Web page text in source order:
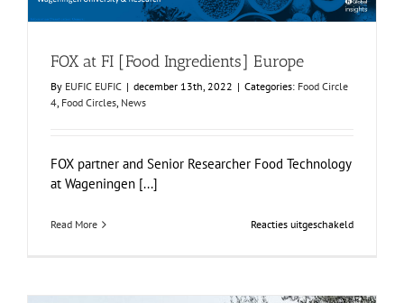
FOX at FI [Food Ingredients] Europe
By EUFIC EUFIC | december 13th, 2022 | Categories: Food Circle
4, Food Circles, News
FOX partner and Senior Researcher Food Technology
at Wageningen [...]
Read More Reacties uitgeschakeldvoor